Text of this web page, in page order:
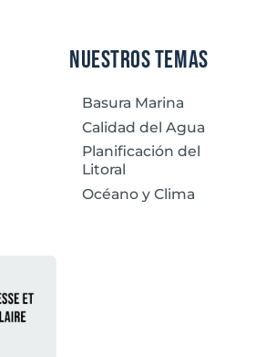
Nuestros temas
Basura Marina
Calidad del Agua
Planificación del
Litoral
Océano y Clima